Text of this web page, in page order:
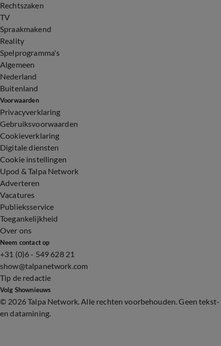
Rechtszaken
TV
Spraakmakend
Reality
Spelprogramma's
Algemeen
Nederland
Buitenland
Voorwaarden
Privacyverklaring
Gebruiksvoorwaarden
Cookieverklaring
Digitale diensten
Cookie instellingen
Upod & Talpa Network
Adverteren
Vacatures
Publieksservice
Toegankelijkheid
Over ons
Neem contact op
+31 (0)6 - 549 628 21
show@talpanetwork.com
Tip de redactie
Volg Shownieuws
© 2026 Talpa Network. Alle rechten voorbehouden. Geen tekst-
en datamining.